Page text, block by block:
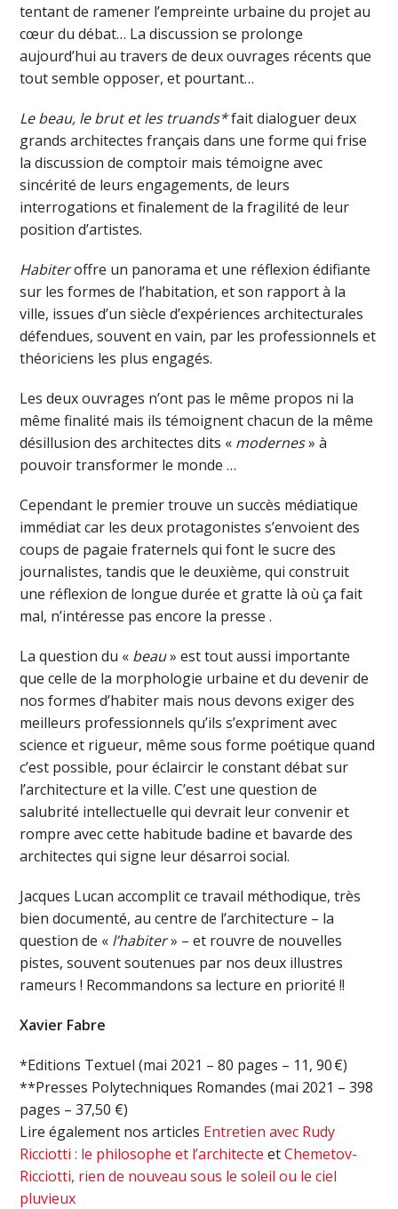
tentant de ramener l’empreinte urbaine du projet au
cœur du débat… La discussion se prolonge
aujourd’hui au travers de deux ouvrages récents que
tout semble opposer, et pourtant…
Le beau, le brut et les truands*fait dialoguer deux
grands architectes français dans une forme qui frise
la discussion de comptoir mais témoigne avec
sincérité de leurs engagements, de leurs
interrogations et finalement de la fragilité de leur
position d’artistes.
Habiteroffre un panorama et une réflexion édifiante
sur les formes de l’habitation, et son rapport à la
ville, issues d’un siècle d’expériences architecturales
défendues, souvent en vain, par les professionnels et
théoriciens les plus engagés.
Les deux ouvrages n’ont pas le même propos ni la
même finalité mais ils témoignent chacun de la même
désillusion des architectes dits « modernes» à
pouvoir transformer le monde …
Cependant le premier trouve un succès médiatique
immédiat car les deux protagonistes s’envoient des
coups de pagaie fraternels qui font le sucre des
journalistes, tandis que le deuxième, qui construit
une réflexion de longue durée et gratte là où ça fait
mal, n’intéresse pas encore la presse .
La question du « beau» est tout aussi importante
que celle de la morphologie urbaine et du devenir de
nos formes d’habiter mais nous devons exiger des
meilleurs professionnels qu’ils s’expriment avec
science et rigueur, même sous forme poétique quand
c’est possible, pour éclaircir le constant débat sur
l’architecture et la ville. C’est une question de
salubrité intellectuelle qui devrait leur convenir et
rompre avec cette habitude badine et bavarde des
architectes qui signe leur désarroi social.
Jacques Lucan accomplit ce travail méthodique, très
bien documenté, au centre de l’architecture – la
question de « l’habiter» – et rouvre de nouvelles
pistes, souvent soutenues par nos deux illustres
rameurs ! Recommandons sa lecture en priorité !!
Xavier Fabre
*Editions Textuel (mai 2021 – 80 pages – 11, 90 €)
**Presses Polytechniques Romandes (mai 2021 – 398
pages – 37,50 €)
Lire également nos articles Entretien avec Rudy
Ricciotti : le philosophe et l’architecte etChemetov-
Ricciotti, rien de nouveau sous le soleil ou le ciel
pluvieux